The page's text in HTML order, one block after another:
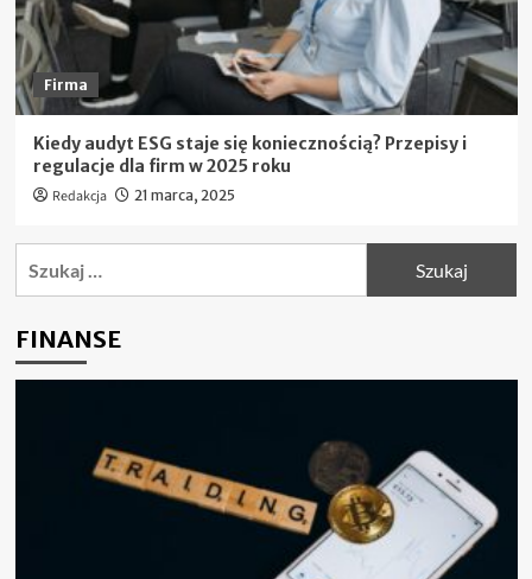
Firma
Kiedy audyt ESG staje się koniecznością? Przepisy i
regulacje dla firm w 2025 roku
Redakcja 21 marca, 2025
FINANSE